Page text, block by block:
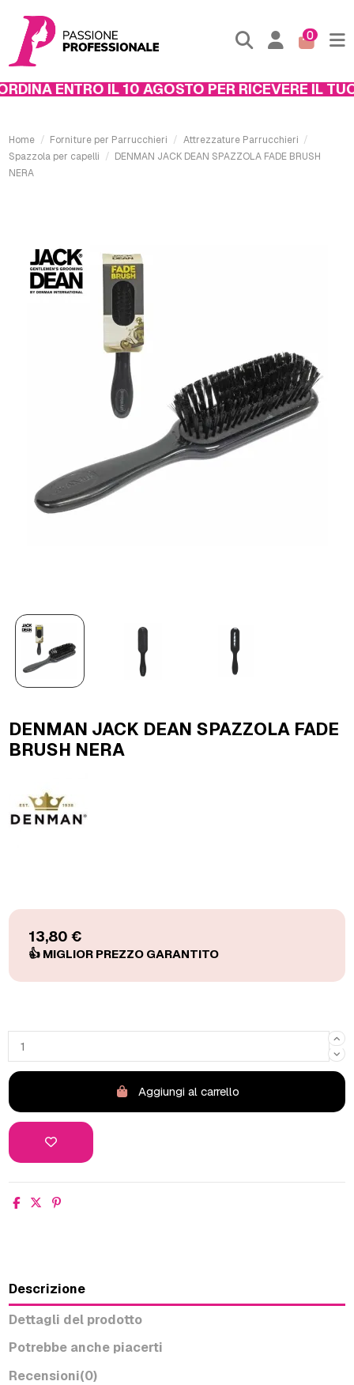
0
ENTRO IL 10 AGOSTO PER RICEVERE IL TUO
Home Forniture per Parrucchieri
Attrezzature Parrucchieri
Spazzola per capelli
DENMAN JACK DEAN SPAZZOLA FADE BRUSH
NERA
DENMAN JACK DEAN SPAZZOLA FADE
BRUSH NERA
13,80 €
Aggiungi al carrello
Descrizione
Dettagli del prodotto
Potrebbe anche piacerti
Recensioni(0)